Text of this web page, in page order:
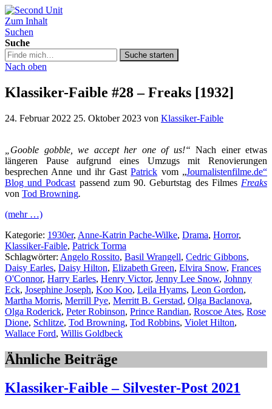
Second Unit
Zum Inhalt
Suchen
Suche
Suche
in
podcast.de/
Suche starten
Nach oben
Klassiker-Faible #28 – Freaks [1932]
24. Februar 2022 25. Oktober 2023 von Klassiker-Faible
„Gooble gobble, we accept her one of us!“ Nach einer etwas
längeren Pause aufgrund eines Umzugs mit Renovierungen
besprechen Anne und ihr GastPatrick vom „Journalistenfilme.de“
Blog und Podcast passend zum 90. Geburtstag des Filmes Freaks
von Tod Browning.
(mehr …)
Kategorie: 1930er, Anne-Katrin Pache-Wilke, Drama, Horror,
Klassiker-Faible, Patrick Torma
Schlagwörter: Angelo Rossito, Basil Wrangell, Cedric Gibbons,
Daisy Earles, Daisy Hilton, Elizabeth Green, Elvira Snow, Frances
O'Connor, Harry Earles, Henry Victor, Jenny Lee Snow, Johnny
Eck, Josephine Joseph, Koo Koo, Leila Hyams, Leon Gordon,
Martha Morris, Merrill Pye, Merritt B. Gerstad, Olga Baclanova,
Olga Roderick, Peter Robinson, Prince Randian, Roscoe Ates, Rose
Dione, Schlitze, Tod Browning, Tod Robbins, Violet Hilton,
Wallace Ford, Willis Goldbeck
Ähnliche Beiträge
Klassiker-Faible – Silvester-Post 2021